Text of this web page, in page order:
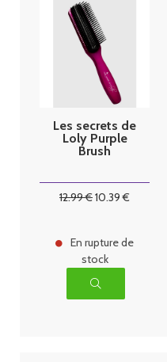
Les secrets de
Loly Purple
Brush
12.99€10.39 €
En rupture de
stock